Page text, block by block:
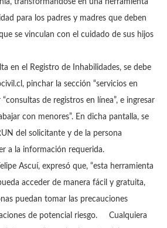
transformándose en una herramienta
para los padres y madres que deben
se vinculan con el cuidado de sus hijos
en el Registro de Inhabilidades, se debe
pinchar la sección “servicios en
“consultas de registros en línea”, e ingresar
con menores”. En dicha pantalla, se
del solicitante y de la persona
a la información requerida.
Ascuí, expresó que, “esta herramienta
acceder de manera fácil y gratuita,
puedan tomar las precauciones
de potencial riesgo. Cualquiera